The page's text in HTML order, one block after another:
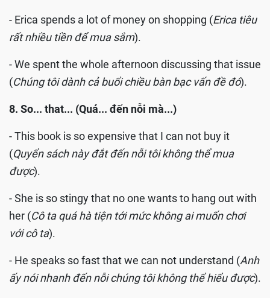
- Erica spends a lot of money on shopping (Erica tiêu
rất nhiều tiền để mua sắm).
- We spent the whole afternoon discussing that issue
(Chúng tôi dành cả buổi chiều bàn bạc vấn đề đó).
8. So... that... (Quá... đến nỗi mà...)
- This book is so expensive that I can not buy it
(Quyển sách này đắt đến nỗi tôi không thể mua
được).
- She is so stingy that no one wants to hang out with
her (Cô ta quá hà tiện tới mức không ai muốn chơi
với cô ta).
- He speaks so fast that we can not understand (Anh
ấy nói nhanh đến nỗi chúng tôi không thể hiểu được).